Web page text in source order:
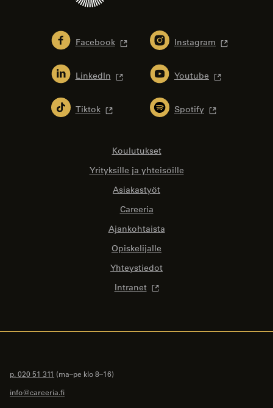
Facebook Instagram
LinkedIn Youtube
Tiktok Spotify
Koulutukset
Yrityksille ja yhteisöille
Asiakastyöt
Careeria
Ajankohtaista
Opiskelijalle
Yhteystiedot
Intranet
p. 020 51 311 (ma–pe klo 8–16)
info@careeria.fi